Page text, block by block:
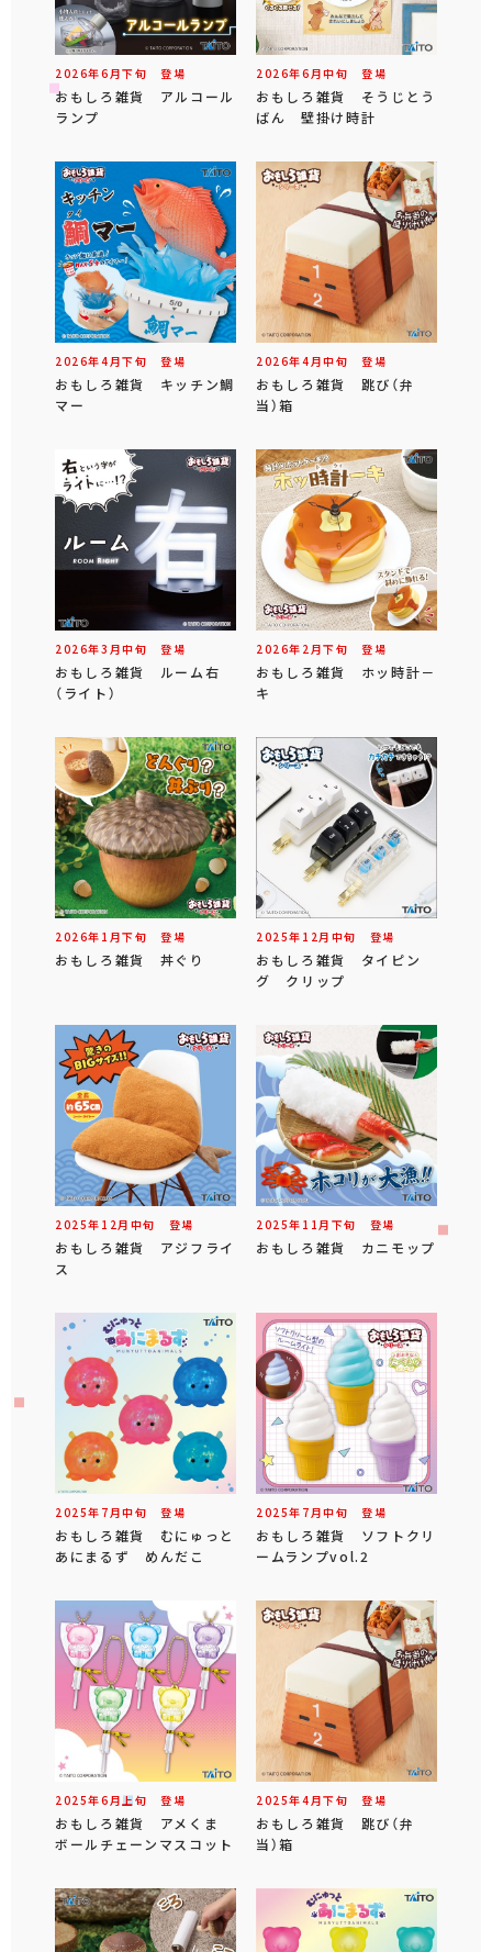
2026年6 月下旬 登場
おもしろ雑貨 アルコール
ランプ
2026年6 月中旬 登場
おもしろ雑貨 そうじとう
ばん 壁掛け時計
2026年4 月下旬 登場
おもしろ雑貨 キッチン鯛
マー
2026年4 月中旬 登場
おもしろ雑貨 跳び（弁
当）箱
2026年3 月中旬 登場
おもしろ雑貨 ルーム右
（ライト）
2026年 2 月下旬 登場
おもしろ雑貨 ホッ時計－
キ
2026年 1 月下旬 登場
おもしろ雑貨 丼ぐり
2025年 12 月 中旬 登場
おもしろ雑貨 タイピン
グ クリップ
2025年 12 月 中旬 登場
おもしろ雑貨 アジフライ
ス
2025年 11 月 下旬 登場
おもしろ雑貨 カニモップ
2025年 7 月中旬 登場
おもしろ雑貨 むにゅっと
あにまるず めんだこ
2025年 7 月中旬 登場
おもしろ雑貨 ソフトクリ
ームランプvol.2
2025年6 月 上旬 登場
おもしろ雑貨 アメくま
ボールチェーンマスコット
2025年4 月下旬 登場
おもしろ雑貨 跳び（弁
当）箱